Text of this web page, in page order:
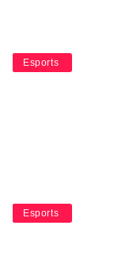
Bàsquet
Esports
Bàsquet
Esports